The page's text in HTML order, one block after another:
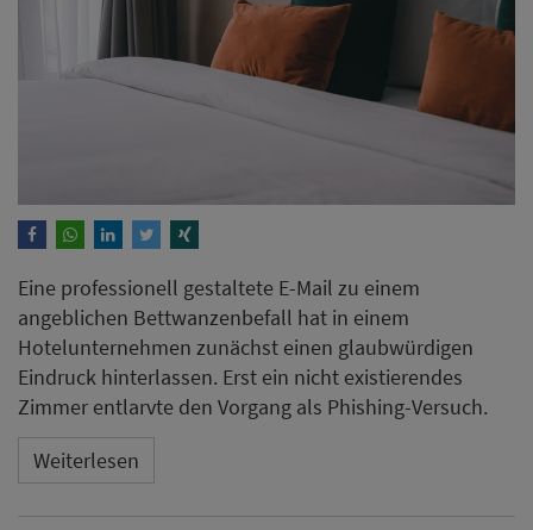
Eine professionell gestaltete E-Mail zu einem
angeblichen Bettwanzenbefall hat in einem
Hotelunternehmen zunächst einen glaubwürdigen
Eindruck hinterlassen. Erst ein nicht existierendes
Zimmer entlarvte den Vorgang als Phishing-Versuch.
Weiterlesen